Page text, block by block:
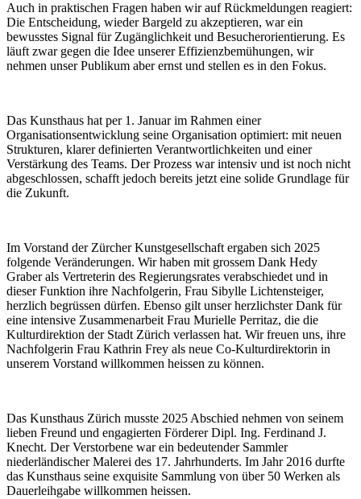
Auch in praktischen Fragen haben wir auf Rückmeldungen reagiert:
Die Entscheidung, wieder Bargeld zu akzeptieren, war ein
bewusstes Signal für Zugänglichkeit und Besucherorientierung. Es
läuft zwar gegen die Idee unserer Effizienzbemühungen, wir
nehmen unser Publikum aber ernst und stellen es in den Fokus.
Das Kunsthaus hat per 1. Januar im Rahmen einer
Organisationsentwicklung seine Organisation optimiert: mit neuen
Strukturen, klarer definierten Verantwortlichkeiten und einer
Verstärkung des Teams. Der Prozess war intensiv und ist noch nicht
abgeschlossen, schafft jedoch bereits jetzt eine solide Grundlage für
die Zukunft.
Im Vorstand der Zürcher Kunstgesellschaft ergaben sich 2025
folgende Veränderungen. Wir haben mit grossem Dank Hedy
Graber als Vertreterin des Regierungsrates verabschiedet und in
dieser Funktion ihre Nachfolgerin, Frau Sibylle Lichtensteiger,
herzlich begrüssen dürfen. Ebenso gilt unser herzlichster Dank für
eine intensive Zusammenarbeit Frau Murielle Perritaz, die die
Kulturdirektion der Stadt Zürich verlassen hat. Wir freuen uns, ihre
Nachfolgerin Frau Kathrin Frey als neue Co-Kulturdirektorin in
unserem Vorstand willkommen heissen zu können.
Das Kunsthaus Zürich musste 2025 Abschied nehmen von seinem
lieben Freund und engagierten Förderer Dipl. Ing. Ferdinand J.
Knecht. Der Verstorbene war ein bedeutender Sammler
niederländischer Malerei des 17. Jahrhunderts. Im Jahr 2016 durfte
das Kunsthaus seine exquisite Sammlung von über 50 Werken als
Dauerleihgabe willkommen heissen.